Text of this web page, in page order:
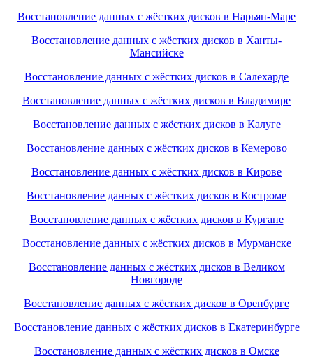
Восстановление данных с жёстких дисков в Нарьян-Маре
Восстановление данных с жёстких дисков в Ханты-
Мансийске
Восстановление данных с жёстких дисков в Салехарде
Восстановление данных с жёстких дисков в Владимире
Восстановление данных с жёстких дисков в Калуге
Восстановление данных с жёстких дисков в Кемерово
Восстановление данных с жёстких дисков в Кирове
Восстановление данных с жёстких дисков в Костроме
Восстановление данных с жёстких дисков в Кургане
Восстановление данных с жёстких дисков в Мурманске
Восстановление данных с жёстких дисков в Великом
Новгороде
Восстановление данных с жёстких дисков в Оренбурге
Восстановление данных с жёстких дисков в Екатеринбурге
Восстановление данных с жёстких дисков в Омске